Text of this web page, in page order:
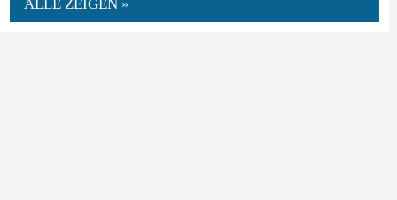
ALLE ZEIGEN »